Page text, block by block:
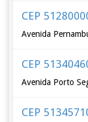
CEP
Avenida
CEP
Avenida Porto
CEP